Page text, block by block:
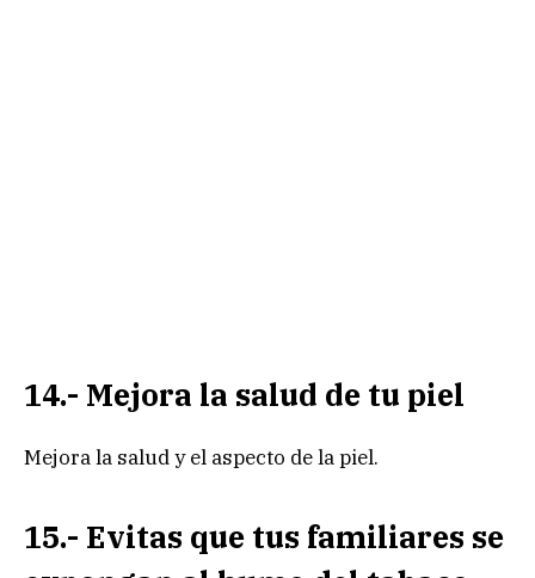
14.- Mejora la salud de tu piel
Mejora la salud y el aspecto de la piel.
15.- Evitas que tus familiares se